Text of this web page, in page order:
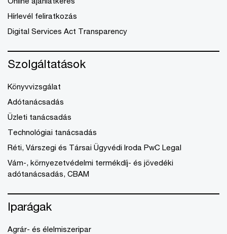
Hírlevél feliratkozás
Digital Services Act Transparency
Szolgáltatások
Könyvvizsgálat
Adótanácsadás
Üzleti tanácsadás
Technológiai tanácsadás
Réti, Várszegi és Társai Ügyvédi Iroda PwC Legal
Vám-, környezetvédelmi termékdíj- és jövedéki
adótanácsadás, CBAM
Iparágak
Agrár- és élelmiszeripar